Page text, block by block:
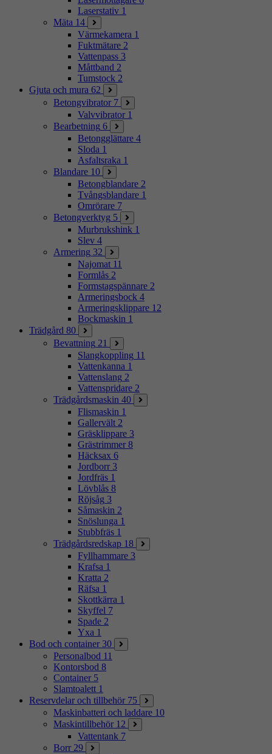
Laserstativ 1
Mäta 14
Värmekamera 1
Fuktmätare 2
Vattenpass 3
Måttband 2
Tumstock 2
Gjuta och mura 62
Betongvibrator 7
Valvvibrator 1
Bearbetning 6
Betongglättare 4
Sloda 1
Asfaltsraka 1
Blandare 10
Betongblandare 2
Tvångsblandare 1
Omrörare 7
Betongverktyg 5
Murbrukshink 1
Slev 4
Armering 32
Najomat 11
Formlås 2
Formstagspännare 2
Armeringsbock 4
Armeringsklippare 12
Bockmaskin 1
Trädgård 80
Bevattning 21
Slangkoppling 11
Vattenkanna 1
Vattenslang 2
Vattenspridare 2
Trädgårdsmaskin 40
Flismaskin 1
Gallervält 2
Gräsklippare 3
Grästrimmer 8
Häcksax 6
Jordborr 3
Jordfräs 1
Lövblås 8
Röjsåg 3
Såmaskin 2
Snöslunga 1
Stubbfräs 1
Trädgårdsredskap 18
Fyllhammare 3
Krafsa 1
Kratta 2
Räfsa 1
Skottkärra 1
Skyffel 7
Spade 2
Yxa 1
Bod och container 30
Personalbod 11
Kontorsbod 8
Container 5
Slamtoalett 1
Reservdelar och tillbehör 75
Maskinbatteri och laddare 10
Maskintillbehör 12
Vattentank 7
Borr 29